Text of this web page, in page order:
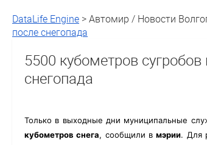
DataLife Engine > Автомир / Новости
после снегопада
5500 кубометров
снегопада
Только в выходные дни муниципальные
кубометров снега, сообщили вмэрии. Для